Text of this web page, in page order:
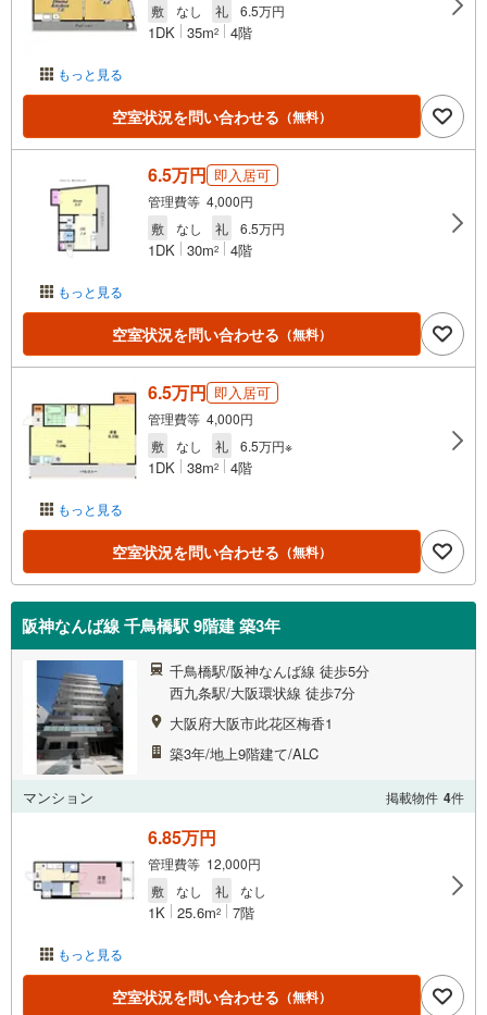
もっと見る
敷
なし 礼 6.5万円
1DK 35m2 4階
空室状況を問い合わせる （無料）
もっと見る
6.5万円 即入居可
管理費等 4,000円
敷
なし 礼 6.5万円
1DK 30m2 4階
空室状況を問い合わせる （無料）
もっと見る
6.5万円 即入居可
管理費等 4,000円
敷
なし 礼 6.5万円※
1DK 38m2 4階
空室状況を問い合わせる （無料）
阪神なんば線 千鳥橋駅 9階建 築3年
千鳥橋駅/阪神なんば線 徒歩5分
西九条駅/大阪環状線 徒歩7分
大阪府大阪市此花区梅香1
築3年/地上9階建て/ALC
マンション 掲載物件 4件
もっと見る
6.85万円
管理費等 12,000円
敷
なし 礼 なし
1K 25.6m2 7階
空室状況を問い合わせる （無料）